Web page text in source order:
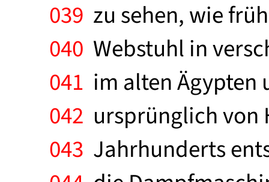
039 zu sehen, wie
040 Webstuhl in
041 im alten Ägypten
042 ursprünglich von
043 Jahrhunderts